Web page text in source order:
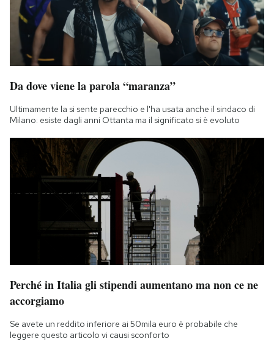
Da dove viene la parola “maranza”
Ultimamente la si sente parecchio e l'ha usata anche il sindaco di
Milano: esiste dagli anni Ottanta ma il significato si è evoluto
Perché in Italia gli stipendi aumentano ma non ce ne
accorgiamo
Se avete un reddito inferiore ai 50mila euro è probabile che
leggere questo articolo vi causi sconforto